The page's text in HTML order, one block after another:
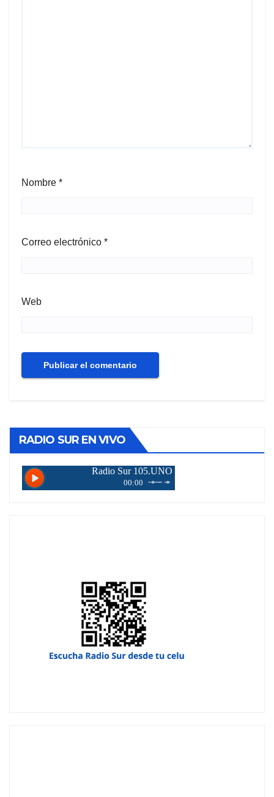
Nombre *
Correo electrónico *
Web
RADIO SUR EN VIVO